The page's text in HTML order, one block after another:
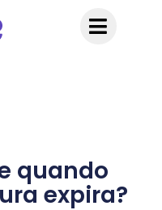
quando
expira?